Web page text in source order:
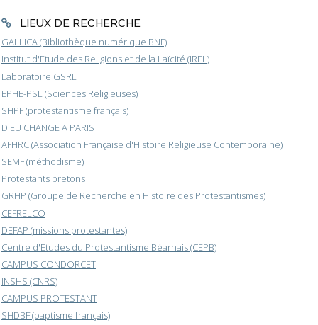
LIEUX DE RECHERCHE
GALLICA (Bibliothèque numérique BNF)
Institut d'Etude des Religions et de la Laïcité (IREL)
Laboratoire GSRL
EPHE-PSL (Sciences Religieuses)
SHPF (protestantisme français)
DIEU CHANGE A PARIS
AFHRC (Association Française d'Histoire Religieuse Contemporaine)
SEMF (méthodisme)
Protestants bretons
GRHP (Groupe de Recherche en Histoire des Protestantismes)
CEFRELCO
DEFAP (missions protestantes)
Centre d'Etudes du Protestantisme Béarnais (CEPB)
CAMPUS CONDORCET
INSHS (CNRS)
CAMPUS PROTESTANT
SHDBF (baptisme français)